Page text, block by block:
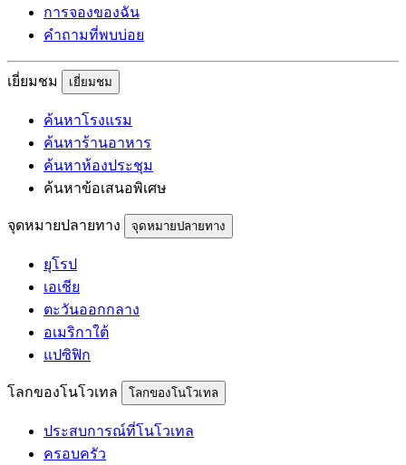
การจองของฉัน
คำถามที่พบบ่อย
เยี่ยมชม เยี่ยมชม
ค้นหาโรงแรม
ค้นหาร้านอาหาร
ค้นหาห้องประชุม
ค้นหาข้อเสนอพิเศษ
จุดหมายปลายทาง จุดหมายปลายทาง
ยุโรป
เอเชีย
ตะวันออกกลาง
อเมริกาใต้
แปซิฟิก
โลกของโนโวเทล โลกของโนโวเทล
ประสบการณ์ที่โนโวเทล
ครอบครัว